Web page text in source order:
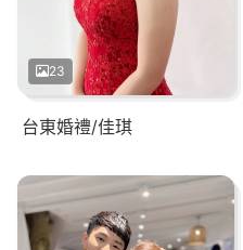
23
台東婚禮/佳琪